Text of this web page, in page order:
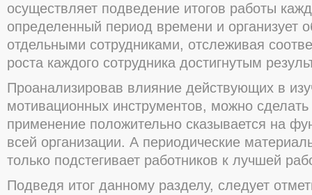
осуществляет подведение итогов работы
определенный период времени и организует
отдельными сотрудниками, отслеживая
роста каждого сотрудника достигнутым
Проанализировав влияние действующих в
мотивационных инструментов, можно
применение положительно сказывается на
всей организации. А периодические
только подстегивает работников к лучшей
Подведя итог данному разделу, следует